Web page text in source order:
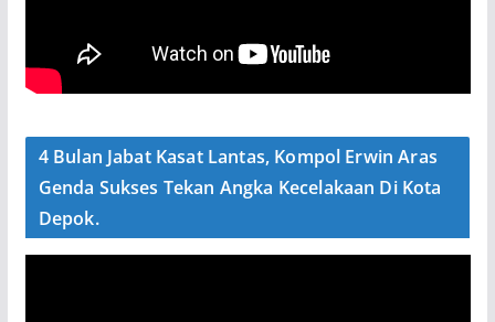
4 Bulan Jabat Kasat Lantas, Kompol Erwin Aras
Genda Sukses Tekan Angka Kecelakaan Di Kota
Depok.